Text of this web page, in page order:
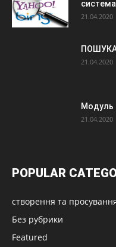
21.04.2020
21.04.2020
Модуль
21.04.2020
POPULAR
створення та
Без рубрики
Featured